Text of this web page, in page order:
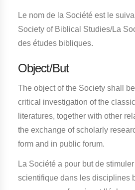
Le nom de la Société est le
Society of Biblical Studies/La
des études bibliques.
Object/But
The object of the Society shall
critical investigation of the
literatures, together with other
the exchange of scholarly
form and in public forum.
La Société a pour but de
scientifique dans les disciplines